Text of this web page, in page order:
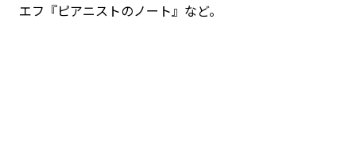
エフ『ピアニストのノート』など。